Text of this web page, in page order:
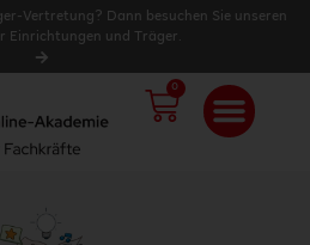
Vertretung? Dann besuchen Sie unseren
Einrichtungen und Träger.
0